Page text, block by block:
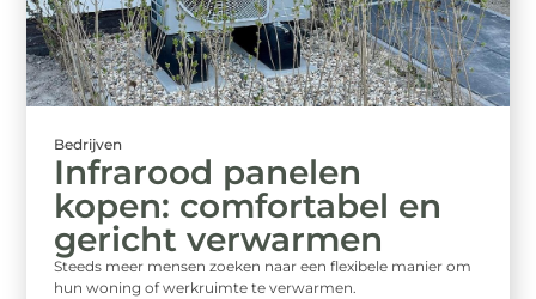
Bedrijven
Infrarood panelen
kopen: comfortabel en
gericht verwarmen
Steeds meer mensen zoeken naar een flexibele manier om
hun woning of werkruimte te verwarmen.